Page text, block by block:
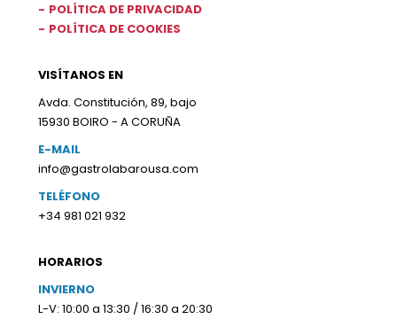
POLÍTICA DE PRIVACIDAD
POLÍTICA DE COOKIES
VISÍTANOS EN
Avda. Constitución, 89, bajo
15930 BOIRO - A CORUÑA
E-MAIL
info@gastrolabarousa.com
TELÉFONO
+34 981 021 932
HORARIOS
INVIERNO
L-V: 10:00 a 13:30 / 16:30 a 20:30